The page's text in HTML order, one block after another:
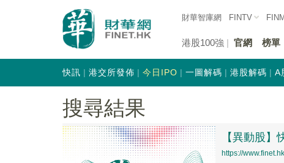
財華智庫網 FINTV
港股100強 官網 榜單
快訊 港交所發佈 今日IPO 一圖解碼 港股解碼 A
搜尋結果
【異動股
https://